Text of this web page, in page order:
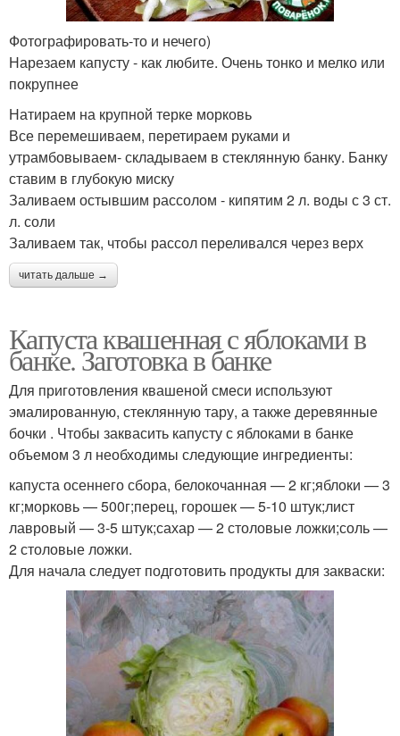
Фотографировать-то и нечего)
Нарезаем капусту - как любите. Очень тонко и мелко или
покрупнее
Натираем на крупной терке морковь
Все перемешиваем, перетираем руками и
утрамбовываем- складываем в стеклянную банку. Банку
ставим в глубокую миску
Заливаем остывшим рассолом - кипятим 2 л. воды с 3 ст.
л. соли
Заливаем так, чтобы рассол переливался через верх
читать дальше →
Капуста квашенная с яблоками в
банке. Заготовка в банке
Для приготовления квашеной смеси используют
эмалированную, стеклянную тару, а также деревянные
бочки . Чтобы заквасить капусту с яблоками в банке
объемом 3 л необходимы следующие ингредиенты:
капуста осеннего сбора, белокочанная — 2 кг;яблоки — 3
кг;морковь — 500г;перец, горошек — 5-10 штук;лист
лавровый — 3-5 штук;сахар — 2 столовые ложки;соль —
2 столовые ложки.
Для начала следует подготовить продукты для закваски: